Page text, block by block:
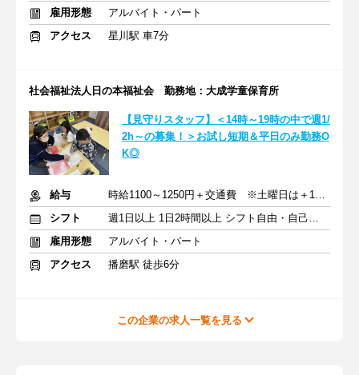
雇用形態
アルバイト・パート
アクセス
星川駅 車7分
社会福祉法人日の本福祉会 勤務地：大成学童保育所
【見守りスタッフ】＜14時～19時の中で週1/
2h～の募集！＞お試し短期＆平日のみ勤務O
K◎
給与
時給1100～1250円＋交通費 ※土曜日は＋100円アップ
シフト
週1日以上 1日2時間以上 シフト自由・自己申告
雇用形態
アルバイト・パート
アクセス
播磨駅 徒歩6分
この企業の求人一覧を見る